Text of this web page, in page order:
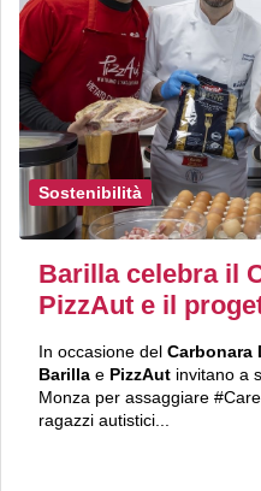
Sostenibilità
Barilla celebra il
PizzAut e il
In occasione del Carbonara
Barilla e PizzAut invitano a
Monza per assaggiare
ragazzi autistici...